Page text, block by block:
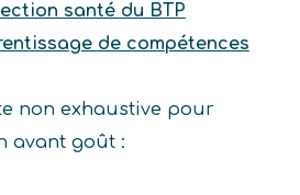
santé du BTP
de compétences
non exhaustive pour
avant goût :